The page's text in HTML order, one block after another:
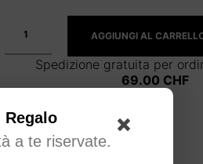
AGGIUNGI AL
Spedizione gratuita per
69.00 CHF
a te riservate.